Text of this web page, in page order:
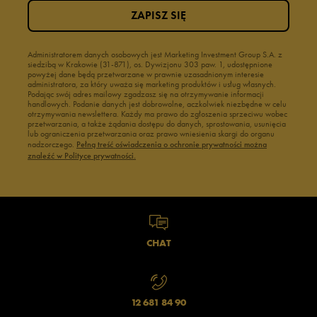
Administratorem danych osobowych jest Marketing Investment Group S.A. z
siedzibą w Krakowie (31-871), os. Dywizjonu 303 paw. 1, udostępnione
powyżej dane będą przetwarzane w prawnie uzasadnionym interesie
administratora, za który uważa się marketing produktów i usług własnych.
Podając swój adres mailowy zgadzasz się na otrzymywanie informacji
handlowych. Podanie danych jest dobrowolne, aczkolwiek niezbędne w celu
otrzymywania newslettera. Każdy ma prawo do zgłoszenia sprzeciwu wobec
przetwarzania, a także żądania dostępu do danych, sprostowania, usunięcia
lub ograniczenia przetwarzania oraz prawo wniesienia skargi do organu
nadzorczego. Pełną treść oświadczenia o ochronie prywatności można
znaleźć w Polityce prywatności.
ZAPISZ SIĘ
CHAT
12 681 84 90